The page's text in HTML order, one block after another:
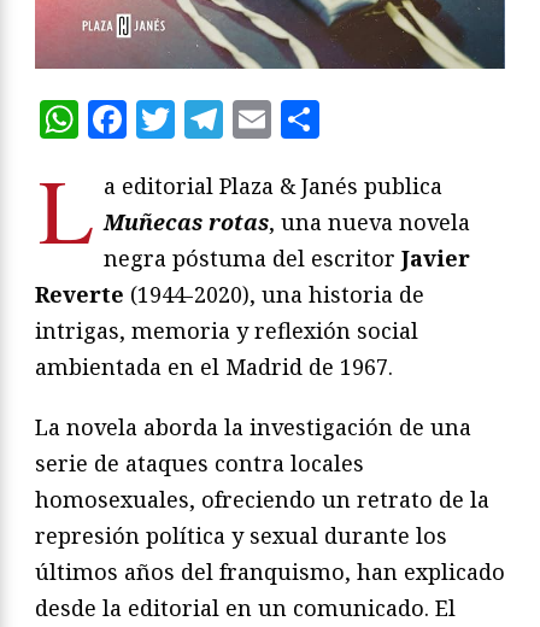
WhatsApp
Facebook
Twitter
Telegram
Email
L a editorial Plaza & Janés publica
Muñecas rotas, una nueva novela
negra póstuma del escritor Javier
Reverte (1944-2020), una historia de
intrigas, memoria y reflexión social
ambientada en el Madrid de 1967.
La novela aborda la investigación de una
serie de ataques contra locales
homosexuales, ofreciendo un retrato de la
represión política y sexual durante los
últimos años del franquismo, han explicado
desde la editorial en un comunicado. El